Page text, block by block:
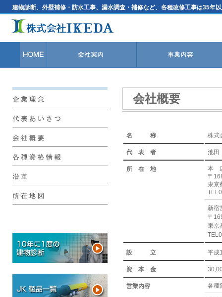
建物診断、外壁補修・防水工事、漏水調査・補修など、各種改修工事は35年
会社概要
名 称 株式
代 表 者 池
所 在 地
本
〒
東京
新宿
〒
東京
設 立 平成
資 本 金
営業内容 各種